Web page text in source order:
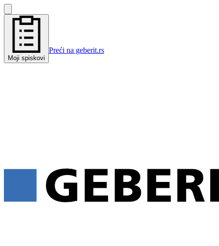
Moji spiskovi
Preći na geberit.rs